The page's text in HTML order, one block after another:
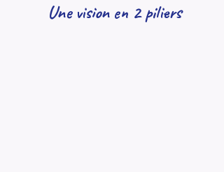
Une vision en 2 piliers